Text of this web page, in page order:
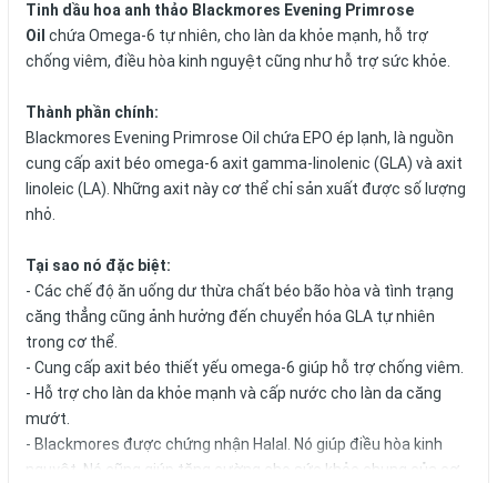
Tinh dầu hoa anh thảo Blackmores Evening Primrose
Oil chứa Omega-6 tự nhiên, cho làn da khỏe mạnh, hỗ trợ
chống viêm, điều hòa kinh nguyệt cũng như hỗ trợ sức khỏe.
Thành phần chính:
Blackmores Evening Primrose Oil chứa EPO ép lạnh, là nguồn
cung cấp axit béo omega-6 axit gamma-linolenic (GLA) và axit
linoleic (LA). Những axit này cơ thể chỉ sản xuất được số lượng
nhỏ.
Tại sao nó đặc biệt:
- Các chế độ ăn uống dư thừa chất béo bão hòa và tình trạng
căng thẳng cũng ảnh hưởng đến chuyển hóa GLA tự nhiên
trong cơ thể.
- Cung cấp axit béo thiết yếu omega-6 giúp hỗ trợ chống viêm.
- Hỗ trợ cho làn da khỏe mạnh và cấp nước cho làn da căng
mướt.
- Blackmores được chứng nhận Halal. Nó giúp điều hòa kinh
nguyệt. Nó cũng giúp tăng cường cho sức khỏe chung của cơ